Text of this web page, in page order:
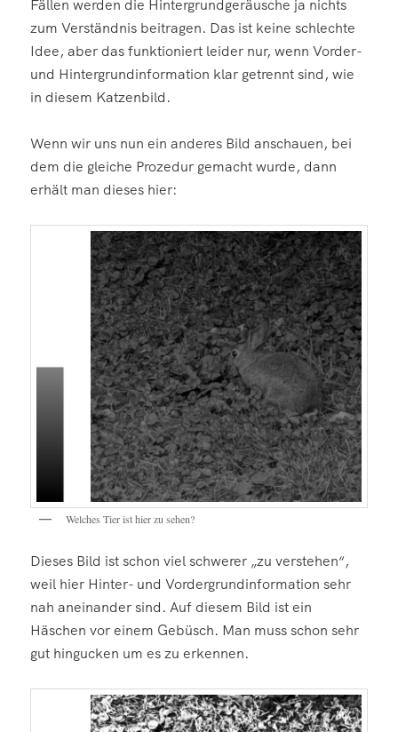
Fällen werden die Hintergrundgeräusche ja nichts
zum Verständnis beitragen. Das ist keine schlechte
Idee, aber das funktioniert leider nur, wenn Vorder-
und Hintergrundinformation klar getrennt sind, wie
in diesem Katzenbild.
Wenn wir uns nun ein anderes Bild anschauen, bei
dem die gleiche Prozedur gemacht wurde, dann
erhält man dieses hier:
Welches Tier ist hier zu sehen?
Dieses Bild ist schon viel schwerer „zu verstehen“,
weil hier Hinter- und Vordergrundinformation sehr
nah aneinander sind. Auf diesem Bild ist ein
Häschen vor einem Gebüsch. Man muss schon sehr
gut hingucken um es zu erkennen.